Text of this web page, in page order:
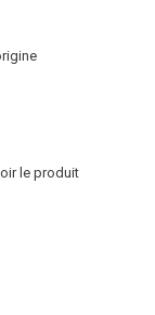
le produit